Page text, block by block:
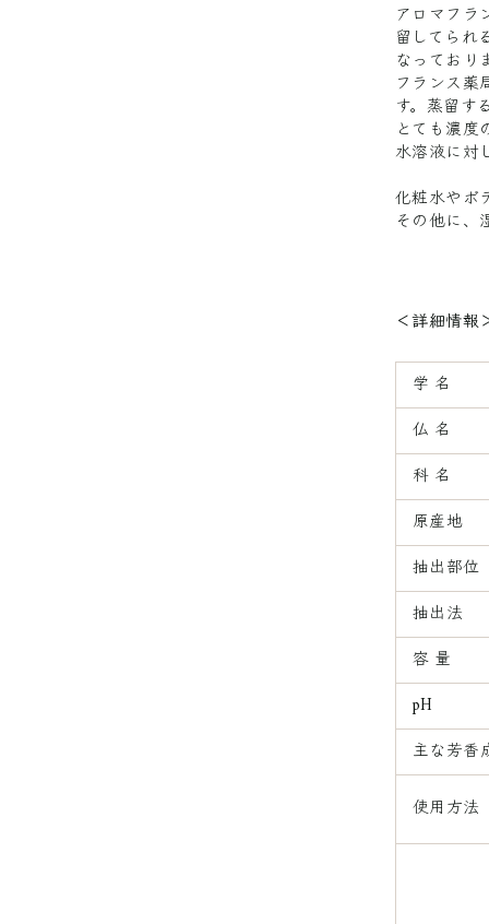
アロマフラ
留してられ
なっており
フランス
す。蒸留す
とても濃
水溶液に対
化粧水やボ
その他に、
＜詳細情報
学 名
仏 名
科 名
原産地
抽出部位
抽出法
容 量
pH
主な芳香
使用方法